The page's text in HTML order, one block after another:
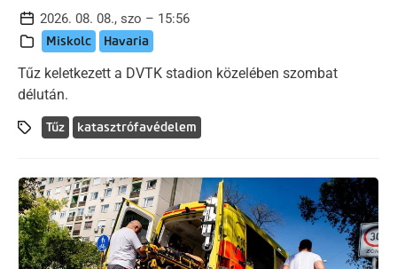
2026. 08. 08., szo – 15:56
Miskolc Havaria
Tűz keletkezett a DVTK stadion közelében szombat
délután.
Tűz katasztrófavédelem